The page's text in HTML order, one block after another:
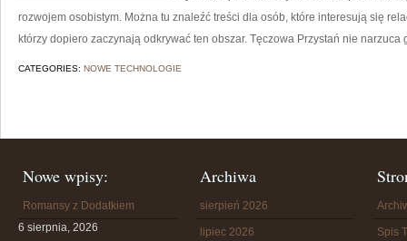
rozwojem osobistym. Można tu znaleźć treści dla osób, które interesują się
którzy dopiero zaczynają odkrywać ten obszar. Tęczowa Przystań nie narzuca
CATEGORIES: NOWE TECHNOLOGIE
Nowe wpisy:
Romansy z Dodatkiem
6 sierpnia, 2026
Archiwa
sierpień 2026
lipiec 2026 Spis